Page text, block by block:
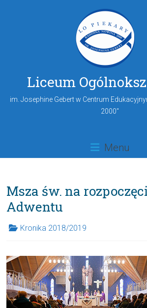
Liceum
im. Josephine Gebert w Centrum
2000"
Menu
Msza św. na
Adwentu
Kronika 2018/2019